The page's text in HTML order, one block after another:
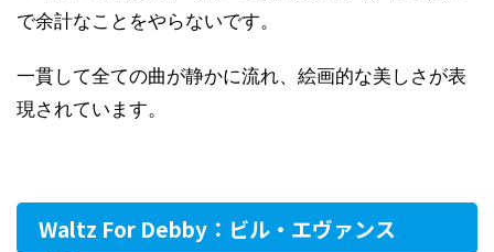
で余計なことをやらないです。
一貫して全ての曲が静かに流れ、絵画的な美しさが表
現されています。
Waltz For Debby：ビル・エヴァンス